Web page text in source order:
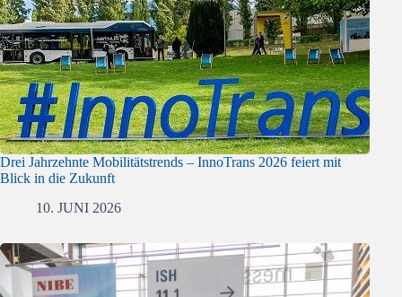
Drei Jahrzehnte Mobilitätstrends – InnoTrans 2026 feiert mit
Blick in die Zukunft
10. JUNI 2026